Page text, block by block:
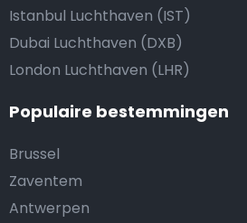
Istanbul Luchthaven (IST)
Dubai Luchthaven (DXB)
London Luchthaven (LHR)
Populaire bestemmingen
Brussel
Zaventem
Antwerpen